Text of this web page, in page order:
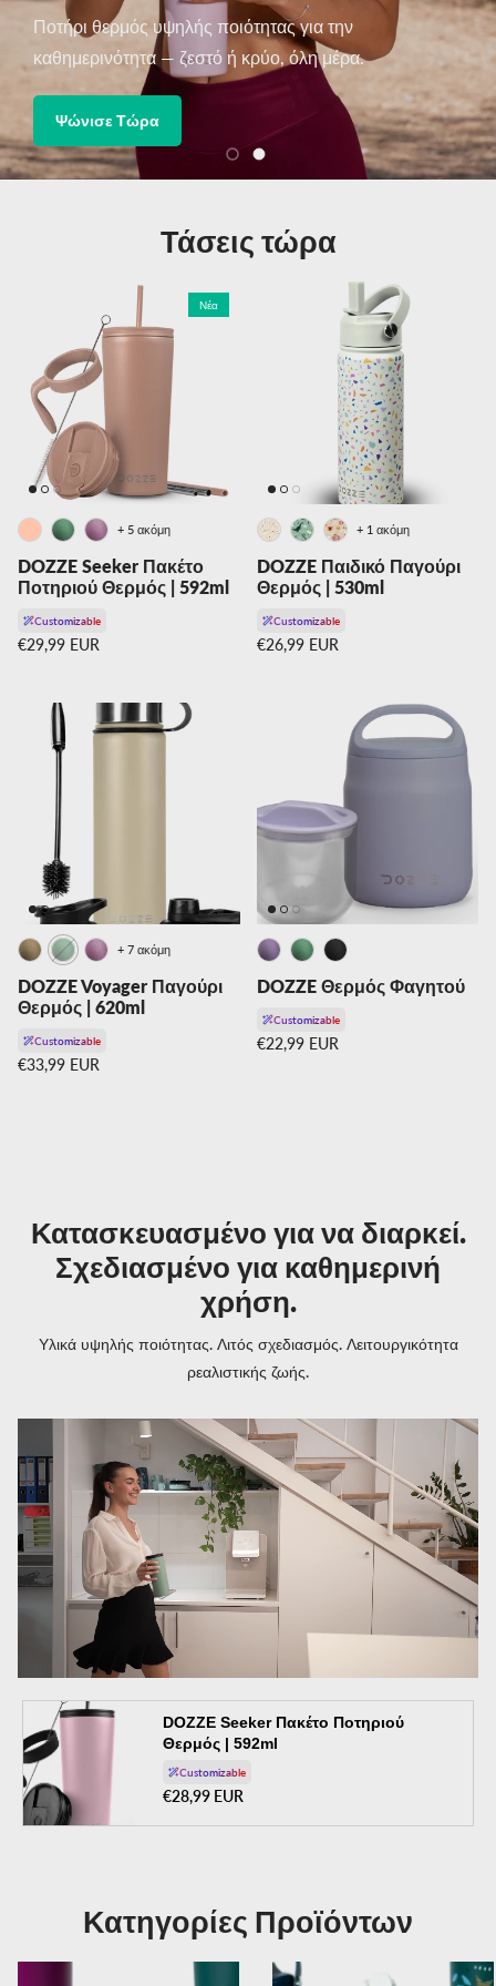
Ποτήρι θερμός υψηλής ποιότητας για την
καθημερινότητα — ζεστό ή κρύο, όλη μέρα.
Ψώνισε Τώρα
Φόρτωση διαφάνειας 1 του 2
Φόρτωση διαφάνειας 2 του 2
Τάσεις τώρα
Νέα
DOZZE Seeker Πακέτο
Ποτηριού Θερμός | 592ml
Customizable
Κανονική τιμή
€29,99 EUR
+ 5 ακόμη
DOZZE Παιδικό Παγούρι
Θερμός | 530ml
Customizable
Κανονική τιμή
€26,99 EUR
+ 1 ακόμη
DOZZE Voyager Παγούρι
Θερμός | 620ml
Customizable
Κανονική τιμή
€33,99 EUR
+ 7 ακόμη
DOZZE Θερμός Φαγητού
Customizable
Κανονική τιμή
€22,99 EUR
Κατασκευασμένο για να διαρκεί.
Σχεδιασμένο για καθημερινή
χρήση.
Υλικά υψηλής ποιότητας. Λιτός σχεδιασμός. Λειτουργικότητα
ρεαλιστικής ζωής.
DOZZE Seeker Πακέτο Ποτηριού
Θερμός | 592ml
Customizable
Κανονική τιμή
€28,99 EUR
Κατηγορίες Προϊόντων